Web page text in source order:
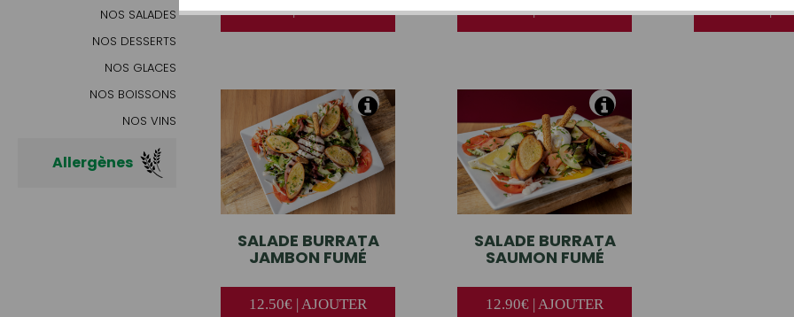
NOS SALADES
NOS DESSERTS
NOS GLACES
NOS BOISSONS
NOS VINS
Allergènes
3.00€ | AJOUTER 11.50€ | AJOUTER 11.50€ |
SALADE BURRATA
JAMBON FUMÉ
12.50€ | AJOUTER
SALADE BURRATA
SAUMON FUMÉ
12.90€ | AJOUTER